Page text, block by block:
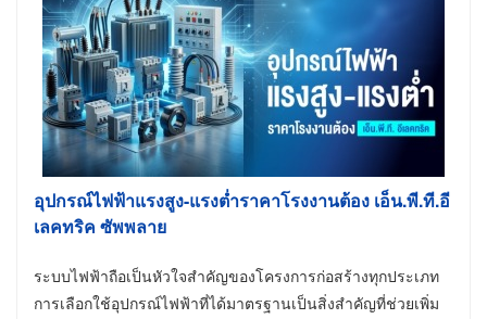
อุปกรณ์ไฟฟ้าแรงสูง-แรงต่ำราคาโรงงานต้อง เอ็น.พี.ที.อี
เลคทริค ซัพพลาย
ระบบไฟฟ้าถือเป็นหัวใจสำคัญของโครงการก่อสร้างทุกประเภท
การเลือกใช้อุปกรณ์ไฟฟ้าที่ได้มาตรฐานเป็นสิ่งสำคัญที่ช่วยเพิ่ม